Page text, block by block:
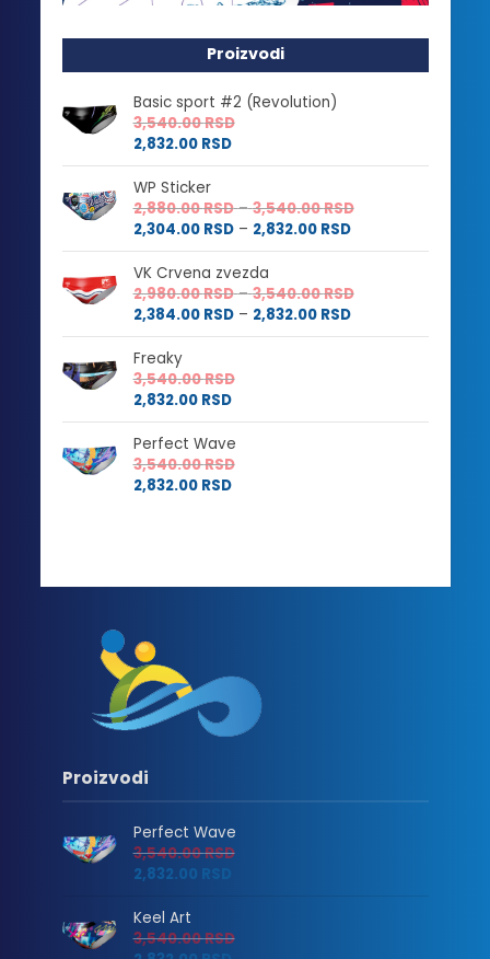
Proizvodi
Basic sport #2 (Revolution)
3,540.00RSD
2,832.00 RSD
WP Sticker
2,880.00RSD – 3,540.00RSDRaspon
od
do
2,304.00 RSD – 2,832.00 RSDRaspon
cena:
2,304.00 RSD
do
2,832.00 RSD
VK Crvena zvezda
2,980.00RSD – 3,540.00RSDRaspon
od
2,384.00 RSD – 2,832.00 RSDRaspon
cena:
2,832.00 RSD
Freaky
3,540.00RSD
2,832.00 RSD
Perfect Wave
3,540.00RSD
2,832.00 RSD
Proizvodi
Perfect Wave
3,540.00RSD
2,832.00 RSD
Keel Art
3,540.00RSD